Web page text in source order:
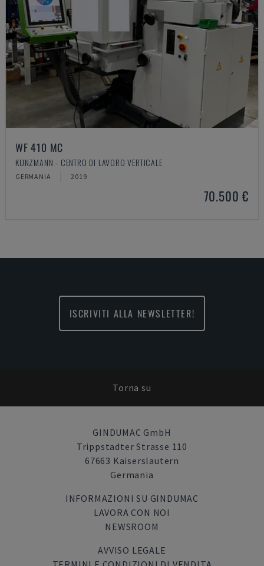
WF 410 MC
KUNZMANN - CENTRO DI LAVORO VERTICALE
GERMANIA 2019
70.500 €
ISCRIVITI ALLA NEWSLETTER!
Torna su
GINDUMAC GmbH
Trippstadter Strasse 110
67663 Kaiserslautern
Germania
INFORMAZIONI SU GINDUMAC
LAVORA CON NOI
NEWSROOM
AVVISO LEGALE